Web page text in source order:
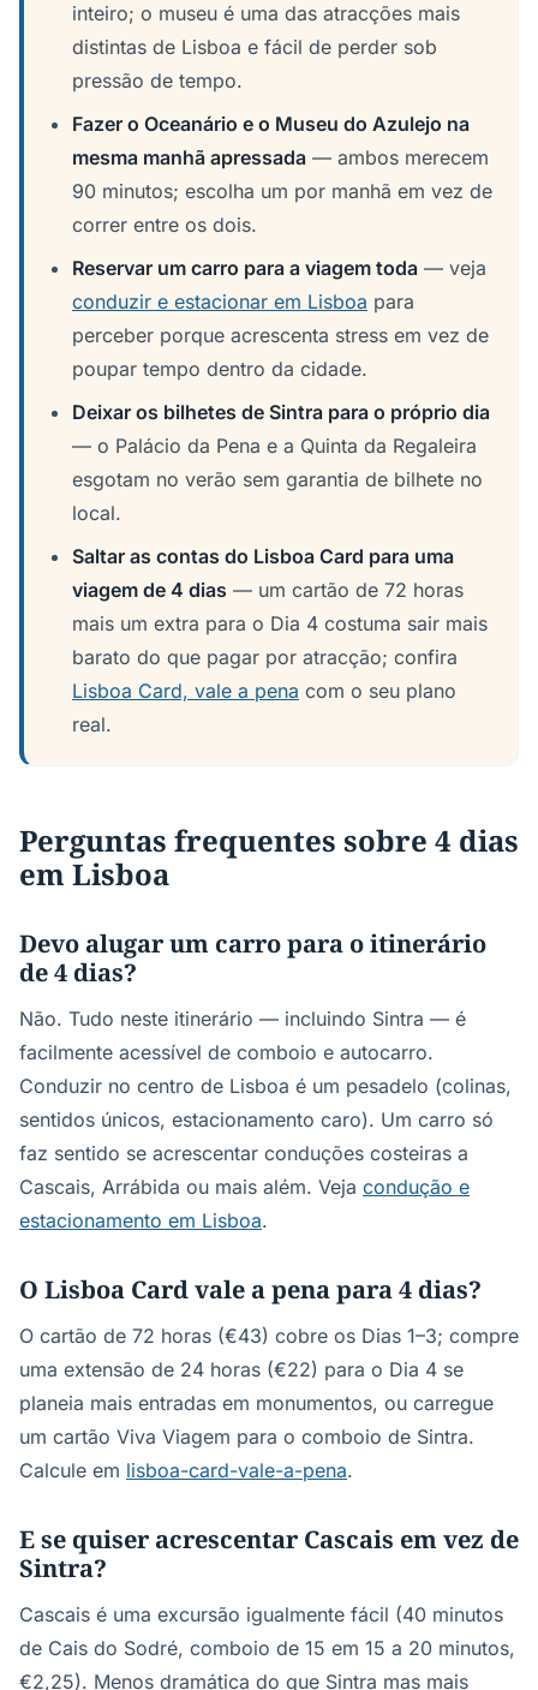
inteiro; o museu é uma das atracções mais
distintas de Lisboa e fácil de perder sob
pressão de tempo.
Fazer o Oceanário e o Museu do Azulejo na
mesma manhã apressada — ambos merecem
90 minutos; escolha um por manhã em vez de
correr entre os dois.
Reservar um carro para a viagem toda — veja
conduzir e estacionar em Lisboa para
perceber porque acrescenta stress em vez de
poupar tempo dentro da cidade.
Deixar os bilhetes de Sintra para o próprio dia
— o Palácio da Pena e a Quinta da Regaleira
esgotam no verão sem garantia de bilhete no
local.
Saltar as contas do Lisboa Card para uma
viagem de 4 dias — um cartão de 72 horas
mais um extra para o Dia 4 costuma sair mais
barato do que pagar por atracção; confira
Lisboa Card, vale a pena com o seu plano
real.
Perguntas frequentes sobre 4 dias
em Lisboa
Devo alugar um carro para o itinerário
de 4 dias?
Não. Tudo neste itinerário — incluindo Sintra — é
facilmente acessível de comboio e autocarro.
Conduzir no centro de Lisboa é um pesadelo (colinas,
sentidos únicos, estacionamento caro). Um carro só
faz sentido se acrescentar conduções costeiras a
Cascais, Arrábida ou mais além. Veja condução e
estacionamento em Lisboa.
O Lisboa Card vale a pena para 4 dias?
O cartão de 72 horas (€43) cobre os Dias 1–3; compre
uma extensão de 24 horas (€22) para o Dia 4 se
planeia mais entradas em monumentos, ou carregue
um cartão Viva Viagem para o comboio de Sintra.
Calcule em lisboa-card-vale-a-pena.
E se quiser acrescentar Cascais em vez de
Sintra?
Cascais é uma excursão igualmente fácil (40 minutos
de Cais do Sodré, comboio de 15 em 15 a 20 minutos,
€2,25). Menos dramática do que Sintra mas mais